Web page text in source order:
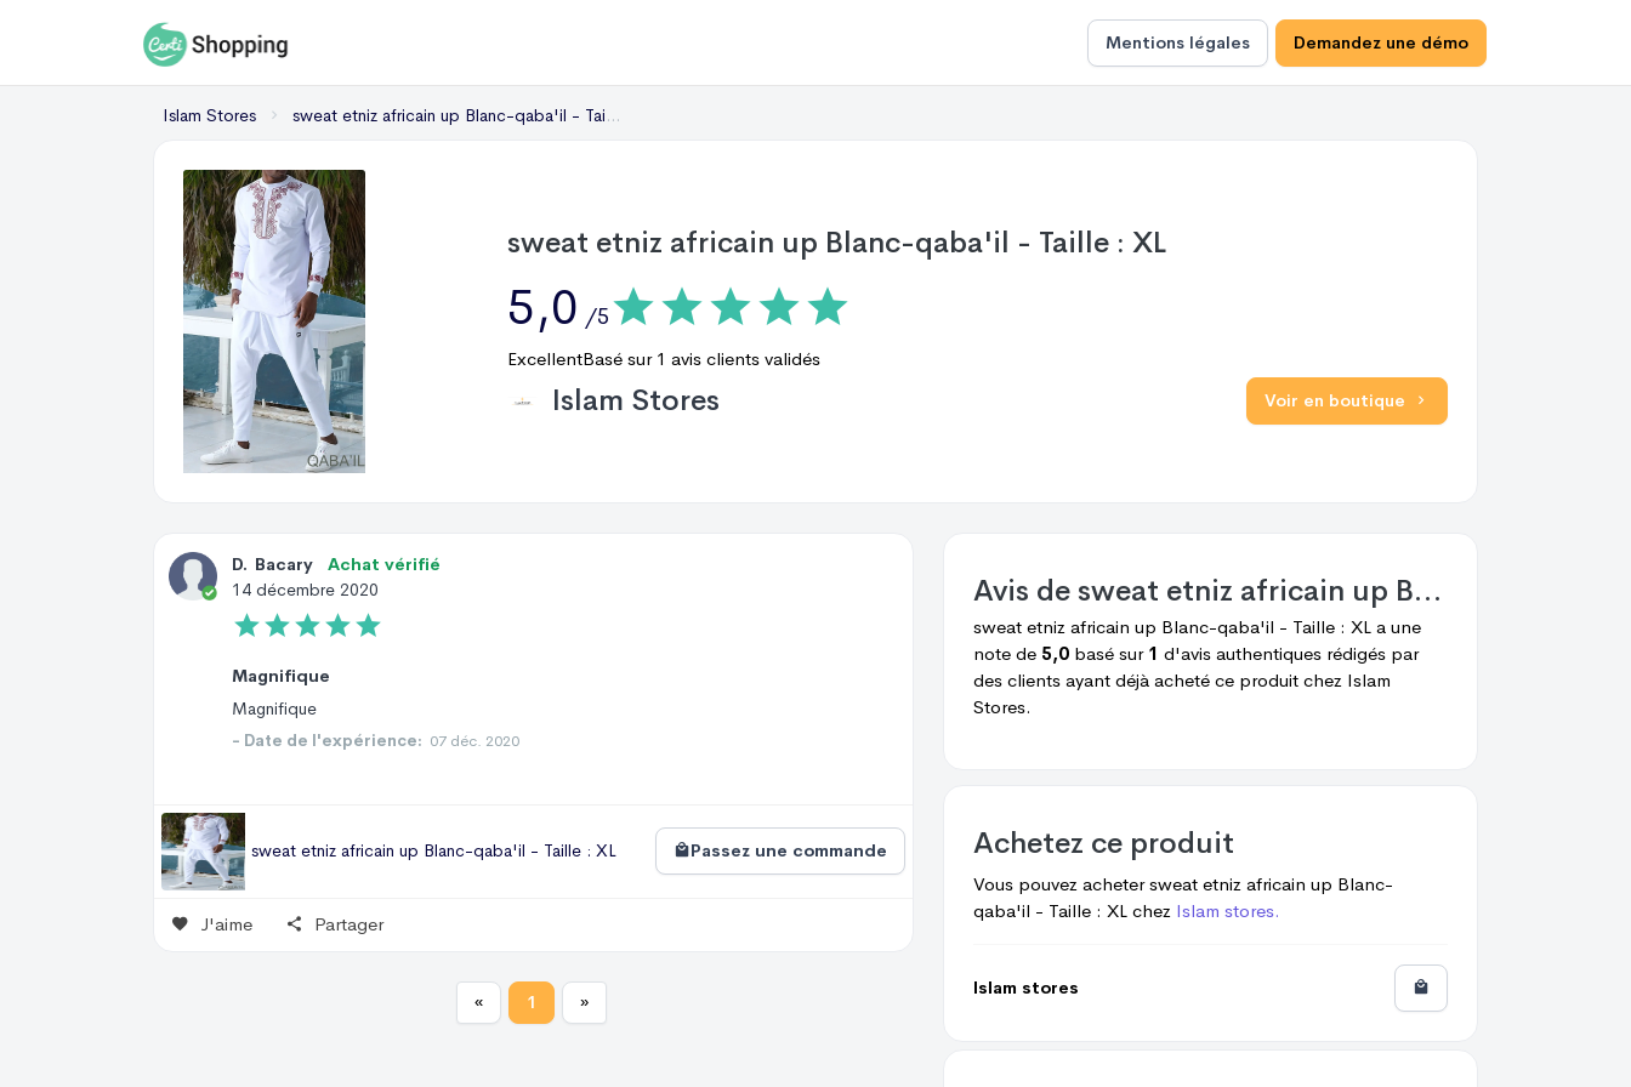
Mentions légales Demandez une démo
Islam Stores sweat etniz africain up Blanc-qaba'il - Taille : XL
sweat etniz africain up Blanc-qaba'il - Taille : XL
5,0 /5
ExcellentBasé sur 1 avis clients validés
Islam Stores Voir en boutique
D. Bacary
Achat vérifié
14 décembre 2020
Magnifique
Magnifique
- Date de l'expérience: 07 déc. 2020
sweat etniz africain up Blanc-qaba'il - Taille : XL Passez une commande
J'aime Partager
« 1 »
Avis de sweat etniz africain up Blanc-qaba'il - Taille : XL
sweat etniz africain up Blanc-qaba'il - Taille : XL a une
note de 5,0 basé sur 1 d'avis authentiques rédigés par
des clients ayant déjà acheté ce produit chez Islam
Stores.
Achetez ce produit
Vous pouvez achetersweat etniz africain up Blanc-
qaba'il - Taille : XL chez Islam stores.
Islam stores